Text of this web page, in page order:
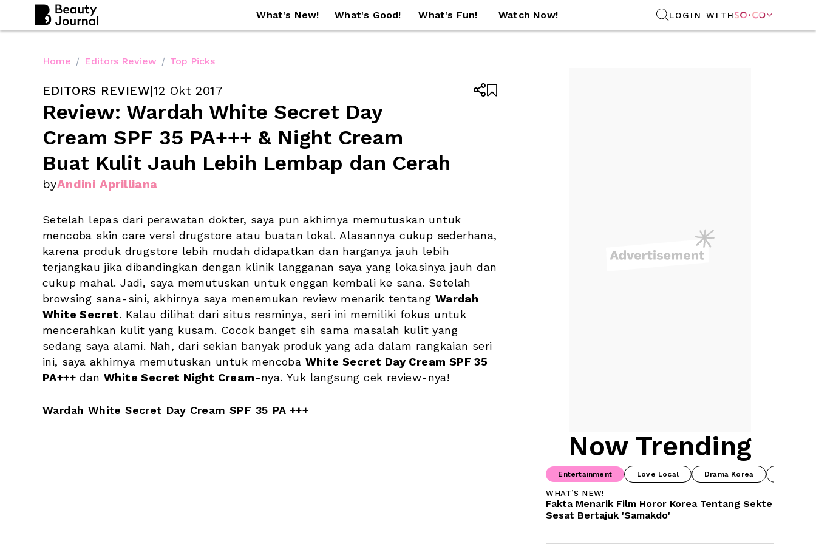
What's New! What's Good! What's Fun! Watch Now! LOGIN WITH 
Home / Editors Review / Top Picks
EDITORS REVIEW|12 Okt 2017
Review: Wardah White Secret Day
Cream SPF 35 PA+++ & Night Cream
Buat Kulit Jauh Lebih Lembap dan Cerah
byAndini Aprilliana


Setelah lepas dari perawatan dokter, saya pun akhirnya memutuskan untuk
mencoba skin care versi drugstore atau buatan lokal. Alasannya cukup sederhana,
karena produk drugstore lebih mudah didapatkan dan harganya jauh lebih
terjangkau jika dibandingkan dengan klinik langganan saya yang lokasinya jauh dan
cukup mahal. Jadi, saya memutuskan untuk enggan kembali ke sana. Setelah
browsing sana-sini, akhirnya saya menemukan review menarik tentang Wardah
White Secret. Kalau dilihat dari situs resminya, seri ini memiliki fokus untuk
mencerahkan kulit yang kusam. Cocok banget sih sama masalah kulit yang
sedang saya alami. Nah, dari sekian banyak produk yang ada dalam rangkaian seri
ini, saya akhirnya memutuskan untuk mencoba White Secret Day Cream SPF 35
PA+++ dan White Secret Night Cream-nya. Yuk langsung cek review-nya!
Wardah White Secret Day Cream SPF 35 PA +++
Now Trending
Entertainment Love Local Drama Korea
WHAT’S NEW!
Fakta Menarik Film Horor Korea Tentang Sekte
Sesat Bertajuk 'Samakdo'